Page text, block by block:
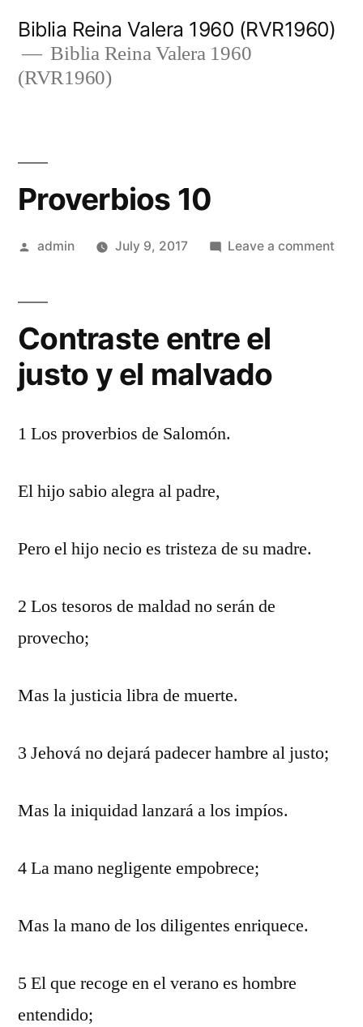
content
Biblia Reina Valera 1960 (RVR1960)
Biblia Reina Valera 1960
(RVR1960)
Proverbios 10
Posted
admin July 9, 2017 Leave a comment
Contraste entre el
justo y el malvado
1 Los proverbios de Salomón.
El hijo sabio alegra al padre,
Pero el hijo necio es tristeza de su madre.
2 Los tesoros de maldad no serán de
provecho;
Mas la justicia libra de muerte.
3 Jehová no dejará padecer hambre al justo;
Mas la iniquidad lanzará a los impíos.
4 La mano negligente empobrece;
Mas la mano de los diligentes enriquece.
5 El que recoge en el verano es hombre
entendido;